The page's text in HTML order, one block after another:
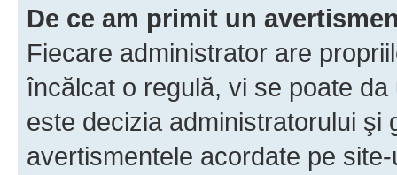
De ce am primit un
Fiecare administrator are
încălcat o regulă, vi se poate
este decizia administratorului şi
avertismentele acordate pe